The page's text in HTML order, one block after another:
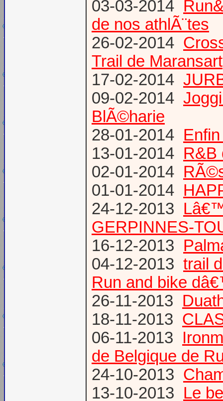
03-03-2014
de nos athlÃ¨tes
26-02-2014
Trail de Maransart
17-02-2014
09-02-2014
BlÃ©harie
28-01-2014
13-01-2014 R&B
02-01-2014
01-01-2014
24-12-2013
GERPINNES-
16-12-2013
04-12-2013 trail
Run and bike
26-11-2013
18-11-2013
06-11-2013
de Belgique de
24-10-2013
13-10-2013 Le